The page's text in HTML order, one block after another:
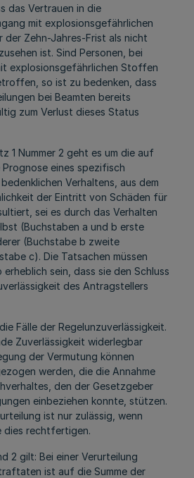
das Vertrauen in die
mit explosionsgefährlichen
Zehn-Jahres-Frist als nicht
ist. Sind Personen, bei
explosionsgefährlichen Stoffen
so ist zu bedenken, dass
bei Beamten bereits
zum Verlust dieses Status
1 Nummer 2 geht es um die auf
eines spezifisch
Verhaltens, aus dem
der Eintritt von Schäden für
sei es durch das Verhalten
(Buchstaben a und b erste
(Buchstabe b zweite
c). Die Tatsachen müssen
sein, dass sie den Schluss
des Antragstellers
Fälle der Regelunzuverlässigkeit.
Zuverlässigkeit widerlegbar
der Vermutung können
werden, die die Annahme
den der Gesetzgeber
einbeziehen konnte, stützen.
ist nur zulässig, wenn
dies rechtfertigen.
2 gilt: Bei einer Verurteilung
ist auf die Summe der